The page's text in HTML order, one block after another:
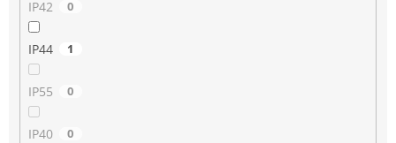
IP42 0
IP44 1
IP55 0
IP40 0